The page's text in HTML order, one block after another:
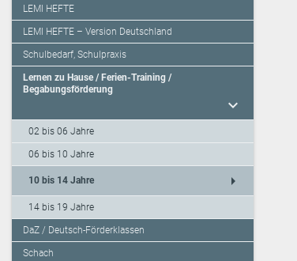
LEMI HEFTE
LEMI HEFTE – Version Deutschland
Schulbedarf, Schulpraxis
Lernen zu Hause / Ferien-Training /
Begabungsförderung
expand_more
02 bis 06 Jahre
06 bis 10 Jahre
10 bis 14 Jahre arrow_right
14 bis 19 Jahre
DaZ / Deutsch-Förderklassen
Schach